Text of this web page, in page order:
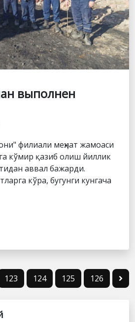
выполнен
филиали меҳнат жамоаси
кўмир қазиб олиш йиллик
аввал бажарди.
кўра, бугунги кунгача
123 124 125 126